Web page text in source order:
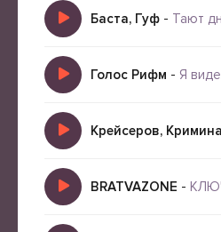
Баста, Гуф - Тают
Голос Рифм - Я видел
Крейсеров,
BRATVAZONE -